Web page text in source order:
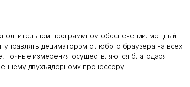
программном обеспечении: мощный
управлять дециматором с любого браузера на всех
точные измерения осуществляются благодаря
двухъядерному процессору.